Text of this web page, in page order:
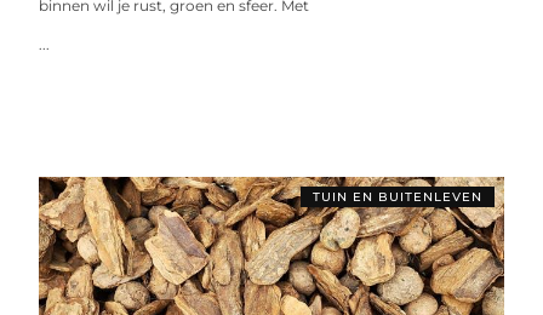
binnen wil je rust, groen en sfeer. Met
...
TUIN EN BUITENLEVEN